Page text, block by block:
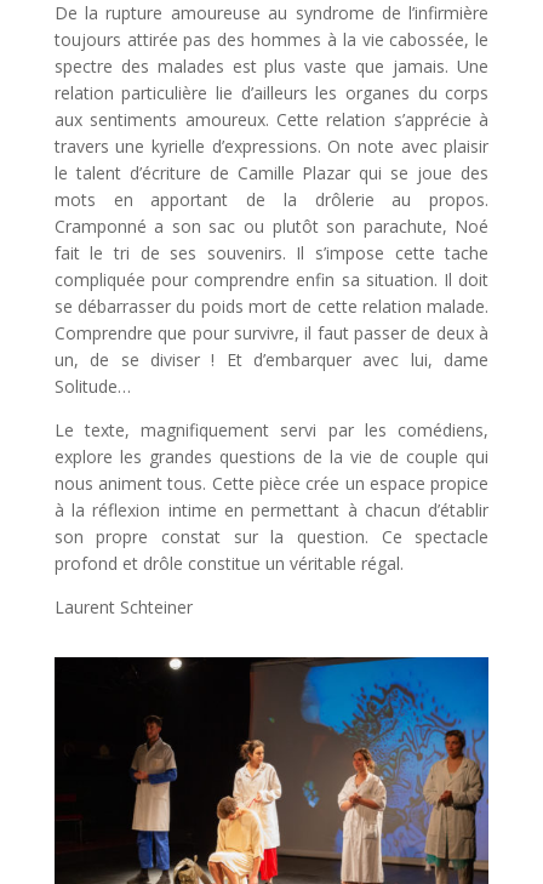
De la rupture amoureuse au syndrome de l’infirmière
toujours attirée pas des hommes à la vie cabossée, le
spectre des malades est plus vaste que jamais. Une
relation particulière lie d’ailleurs les organes du corps
aux sentiments amoureux. Cette relation s’apprécie à
travers une kyrielle d’expressions. On note avec plaisir
le talent d’écriture de Camille Plazar qui se joue des
mots en apportant de la drôlerie au propos.
Cramponné a son sac ou plutôt son parachute, Noé
fait le tri de ses souvenirs. Il s’impose cette tache
compliquée pour comprendre enfin sa situation. Il doit
se débarrasser du poids mort de cette relation malade.
Comprendre que pour survivre, il faut passer de deux à
un, de se diviser ! Et d’embarquer avec lui, dame
Solitude…
Le texte, magnifiquement servi par les comédiens,
explore les grandes questions de la vie de couple qui
nous animent tous. Cette pièce crée un espace propice
à la réflexion intime en permettant à chacun d’établir
son propre constat sur la question. Ce spectacle
profond et drôle constitue un véritable régal.
Laurent Schteiner